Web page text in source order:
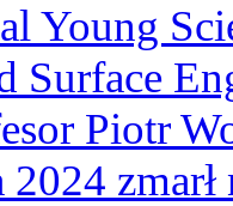
Young
Surface
Piotr
2024